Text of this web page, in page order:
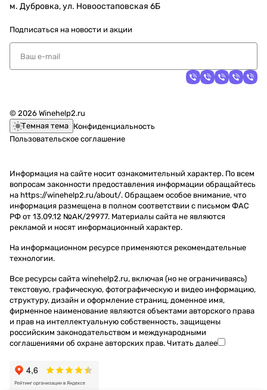
м. Дубровка, ул. Новоостаповская 6Б
Подписаться на новости и акции
© 2026 Winehelp2.ru
Темная тема Конфиденциальность
Пользовательское соглашение
Информация на сайте носит ознакомительный характер. По всем
вопросам законности предоставления информации обращайтесь
на https://winehelp2.ru/about/. Обращаем особое внимание, что
информация размещена в полном соответствии с письмом ФАС
РФ от 13.09.12 №АК/29977. Материалы сайта не являются
рекламой и носят информационный характер.
На информационном ресурсе применяются рекомендательные
технологии.
Все ресурсы сайта winehelp2.ru, включая (но не ограничиваясь)
текстовую, графическую, фотографическую и видео информацию,
структуру, дизайн и оформление страниц, доменное имя,
фирменное наименование являются объектами авторского права
и прав на интеллектуальную собственность, защищены
российским законодательством и международными
соглашениями об охране авторских прав. Читать далее